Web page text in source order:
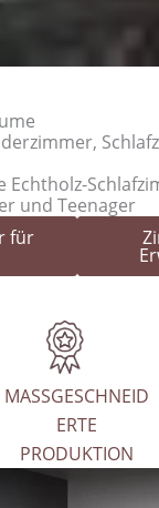
Echtholz-
und Teenager
für
MASSGESCHNEID
ERTE
PRODUKTION